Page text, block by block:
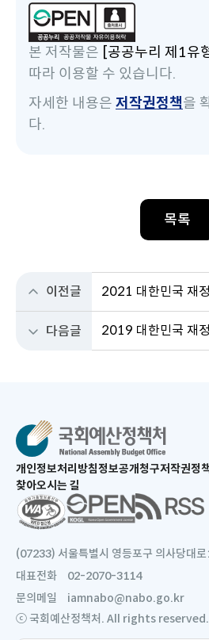
본 저작물은 [공공누리 제1유
따라 이용할 수 있습니다.
자세한 내용은 저작권정책을
다.
목록
이전글 2021 대한민국 재정
다음글 2019 대한민국 재정
개인정보처리방침새
으
로
림
정보공개청구저작권정
찾아오시는 길
새
창
로
열
림
(07233) 서울특별시 영등포구 의사당대
대표전화
02-2070-3114
문의메일
iamnabo@nabo.go.kr
ⓒ 국회예산정책처. All rights reserved.